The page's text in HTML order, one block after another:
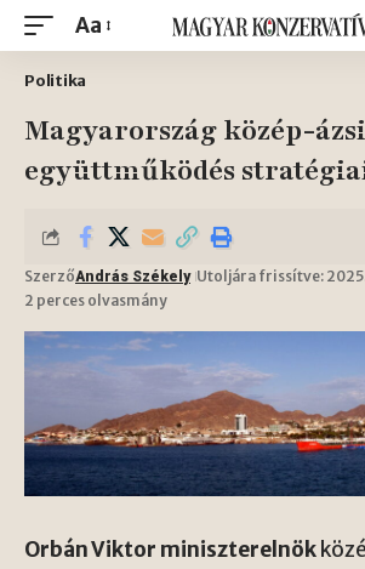
Aa
Politika
Magyarország közép-
együttműködés
SzerzőAndrás Székely Utoljára frissítve:
2 perces olvasmány
Orbán Viktor miniszterelnök